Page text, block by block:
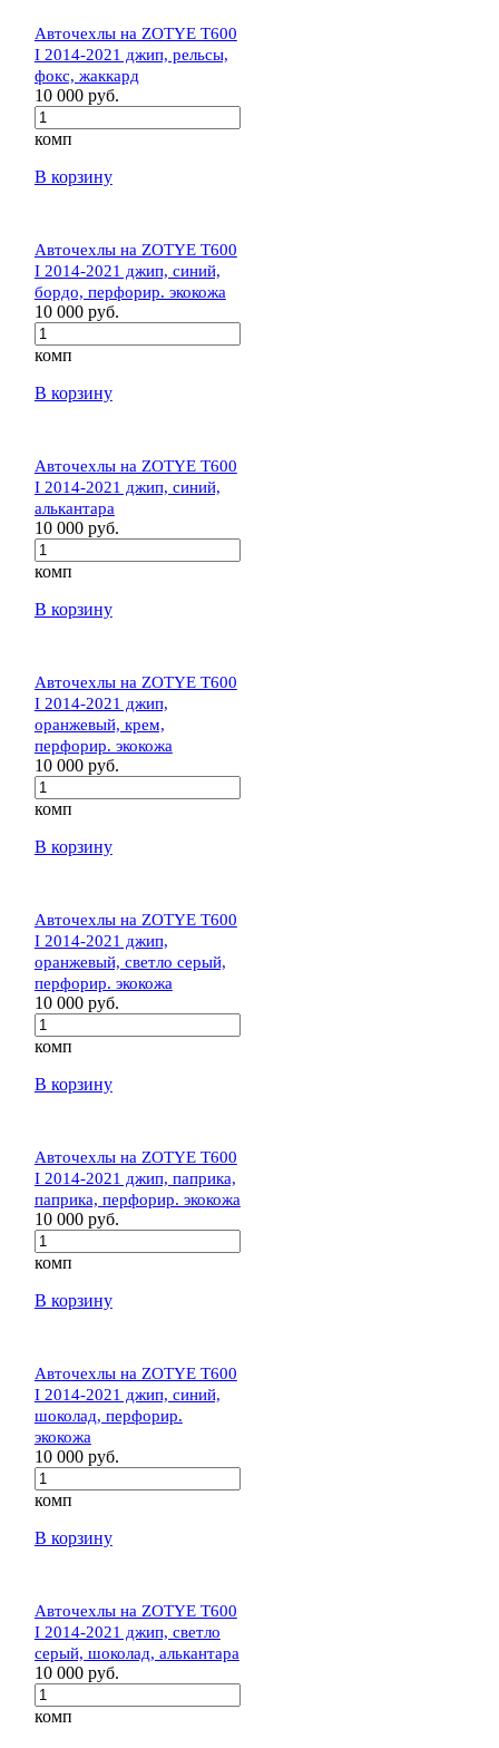
Авточехлы на ZOTYE T600
I 2014-2021 джип, рельсы,
фокс, жаккард
10 000 руб.
комп
В корзину
Авточехлы на ZOTYE T600
I 2014-2021 джип, синий,
бордо, перфорир. экокожа
10 000 руб.
комп
В корзину
Авточехлы на ZOTYE T600
I 2014-2021 джип, синий,
алькантара
10 000 руб.
комп
В корзину
Авточехлы на ZOTYE T600
I 2014-2021 джип,
оранжевый, крем,
перфорир. экокожа
10 000 руб.
комп
В корзину
Авточехлы на ZOTYE T600
I 2014-2021 джип,
оранжевый, светло серый,
перфорир. экокожа
10 000 руб.
комп
В корзину
Авточехлы на ZOTYE T600
I 2014-2021 джип, паприка,
паприка, перфорир. экокожа
10 000 руб.
комп
В корзину
Авточехлы на ZOTYE T600
I 2014-2021 джип, синий,
шоколад, перфорир.
экокожа
10 000 руб.
комп
В корзину
Авточехлы на ZOTYE T600
I 2014-2021 джип, светло
серый, шоколад, алькантара
10 000 руб.
комп